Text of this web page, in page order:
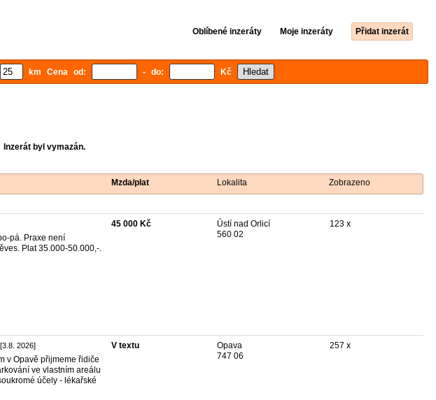
Oblíbené inzeráty Moje inzeráty Přidat inzerát
km Cena od: - do: Kč
Inzerát byl vymazán.
Mzda/plat Lokalita Zobrazeno
pá. Praxe není
Plat 35.000-50.000,-.
45 000 Kč
Ústí nad Orlicí
560 02
123 x
2026]
v Opavě přijmeme řidiče
ve vlastním areálu
účely - lékařské
V textu
Opava
747 06
257 x